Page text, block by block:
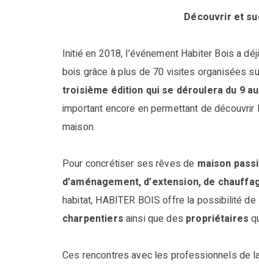
Découvrir et
Initié en 2018, l’événement Habiter Bois a
bois grâce à plus de 70 visites organisées
troisième édition qui se déroulera du 9
important encore en permettant de
maison.
Pour concrétiser ses rêves de maison
d’aménagement, d’extension, de
habitat, HABITER BOIS offre la possibilité de
charpentiers ainsi que des propriétaires
Ces rencontres avec les professionnels de